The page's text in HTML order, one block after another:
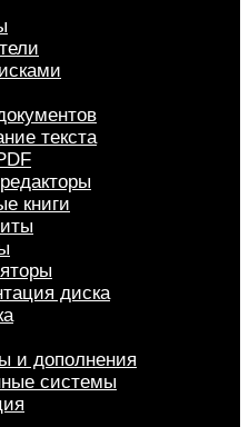
текста
книги
диска
и дополнения
системы